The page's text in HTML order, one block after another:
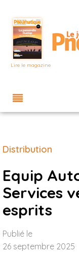
Lire le magazine
Distribution
Equip
Services
esprits
Publié le
26 septembre 2025